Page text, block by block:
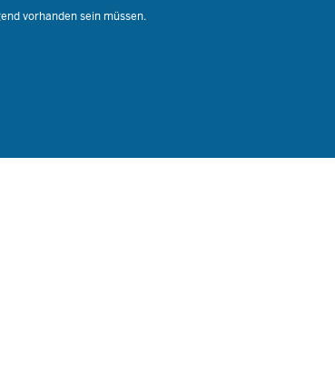
vorhanden sein müssen.